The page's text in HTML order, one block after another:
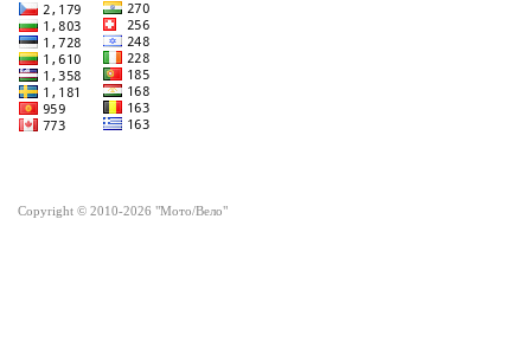
Copyright © 2010-2026 "Мото/Вело"